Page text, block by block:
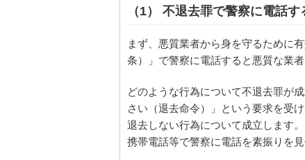
（1） 不退去罪で警察に電話
まず、悪質業者から身を守るために
条）」で警察に電話すると悪質な業
どのような行為について不退去罪が
さい（退去命令）」という要求を受
退去しない行為について成立します
携帯電話等で警察に電話を素振りを